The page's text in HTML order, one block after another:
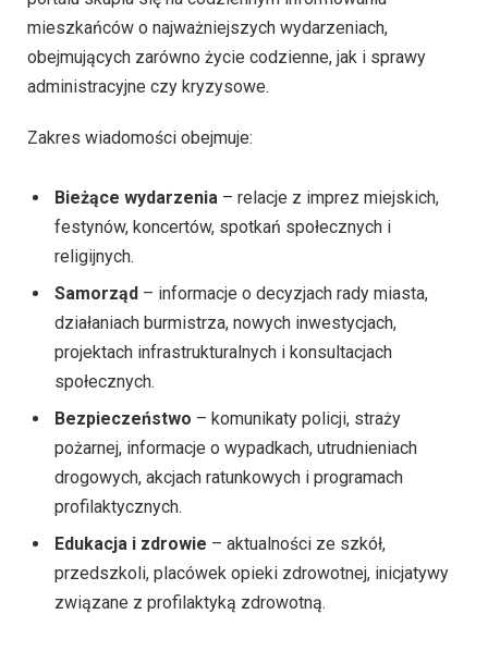
mieszkańców o najważniejszych wydarzeniach,
obejmujących zarówno życie codzienne, jak i sprawy
administracyjne czy kryzysowe.
Zakres wiadomości obejmuje:
Bieżące wydarzenia – relacje z imprez miejskich,
festynów, koncertów, spotkań społecznych i
religijnych.
Samorząd – informacje o decyzjach rady miasta,
działaniach burmistrza, nowych inwestycjach,
projektach infrastrukturalnych i konsultacjach
społecznych.
Bezpieczeństwo – komunikaty policji, straży
pożarnej, informacje o wypadkach, utrudnieniach
drogowych, akcjach ratunkowych i programach
profilaktycznych.
Edukacja i zdrowie – aktualności ze szkół,
przedszkoli, placówek opieki zdrowotnej, inicjatywy
związane z profilaktyką zdrowotną.